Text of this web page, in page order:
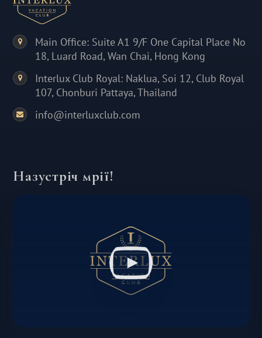
Main Office: Suite A1 9/F One Capital Place No
18, Luard Road, Wan Chai, Hong Kong
Interlux Club Royal: Naklua, Soi 12, Club Royal
107, Chonburi Pattaya, Thailand
info@interluxclub.com
Назустріч мрії!